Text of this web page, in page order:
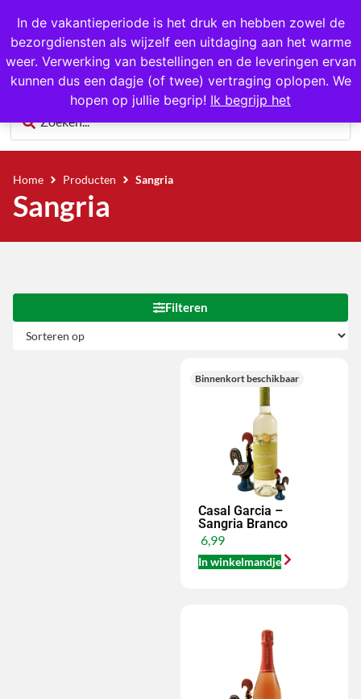
In de vakantieperiode is het druk en hebben zowel de
bezorgdiensten als wijzelf een uitdaging aan het warme
weer. Verwerking van bestellingen en de leveringen ervan
kunnen dus een dagje (of twee) vertraging oplopen. We
hopen op jullie begrip! Ik begrijp het
1000+ producten op voorraad
0
Home Producten Sangria
Sangria
Filteren
Binnenkort beschikbaar
Casal Garcia –
Sangria Branco
6,99
In winkelmandje